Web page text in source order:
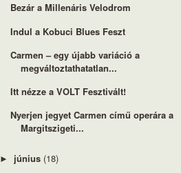
Bezár a Millenáris Velodrom
Indul a Kobuci Blues Feszt
Carmen – egy újabb variáció a
megváltoztathatatlan...
Itt nézze a VOLT Fesztivált!
Nyerjen jegyet Carmen című operára a
Margitszigeti...
► június (18)